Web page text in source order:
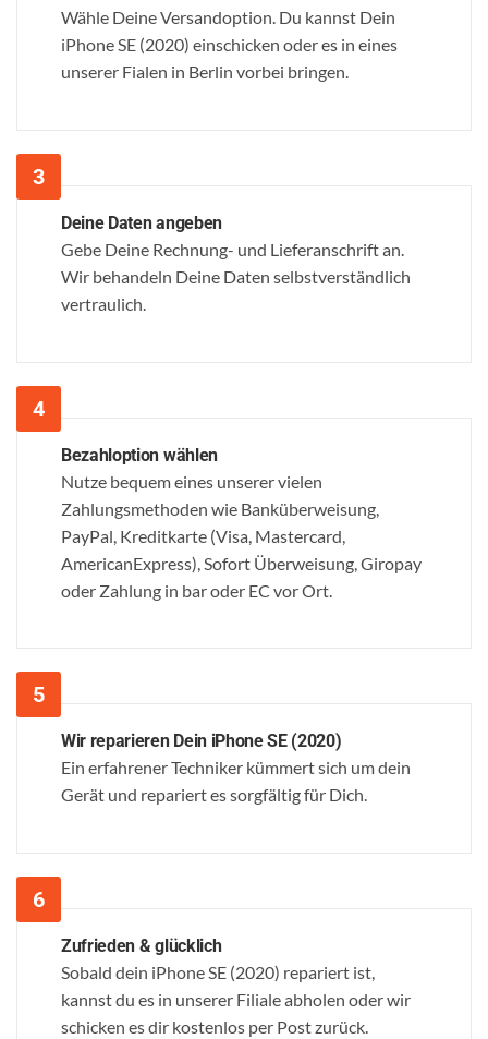
Wähle Deine Versandoption. Du kannst Dein
iPhone SE (2020) einschicken oder es in eines
unserer Fialen in Berlin vorbei bringen.
Deine Daten angeben
Gebe Deine Rechnung- und Lieferanschrift an.
Wir behandeln Deine Daten selbstverständlich
vertraulich.
Bezahloption wählen
Nutze bequem eines unserer vielen
Zahlungsmethoden wie Banküberweisung,
PayPal, Kreditkarte (Visa, Mastercard,
AmericanExpress), Sofort Überweisung, Giropay
oder Zahlung in bar oder EC vor Ort.
Wir reparieren Dein iPhone SE (2020)
Ein erfahrener Techniker kümmert sich um dein
Gerät und repariert es sorgfältig für Dich.
Zufrieden & glücklich
Sobald dein iPhone SE (2020) repariert ist,
kannst du es in unserer Filiale abholen oder wir
schicken es dir kostenlos per Post zurück.